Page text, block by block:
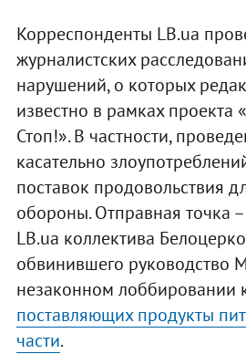
Корреспонденты LB.ua
журналистских
нарушений, о которых
известно в рамках проекта
Стоп!». В частности,
касательно
поставок продовольствия
обороны. Отправная точка
LB.ua коллектива
обвинившего руководство
незаконном лоббировании
поставляющих продукты
части.